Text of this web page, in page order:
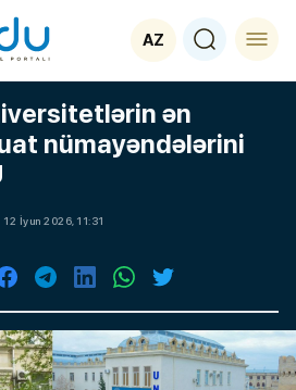
AZ
ən
nümayəndələrini
12 İyun 2026, 11:31